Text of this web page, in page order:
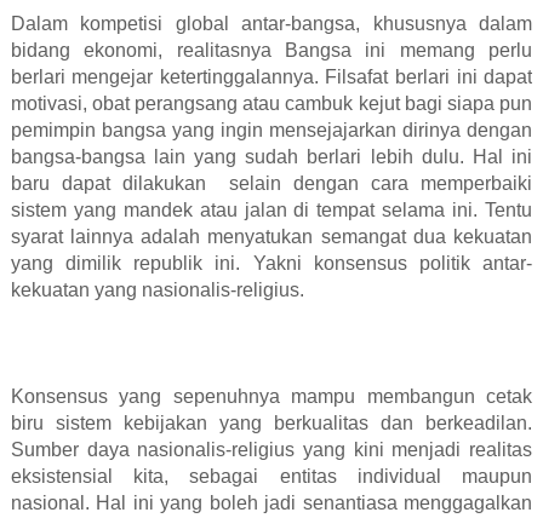
Dalam kompetisi global antar-bangsa, khususnya dalam
bidang ekonomi, realitasnya Bangsa ini memang perlu
berlari mengejar ketertinggalannya. Filsafat berlari ini dapat
motivasi, obat perangsang atau cambuk kejut bagi siapa pun
pemimpin bangsa yang ingin mensejajarkan dirinya dengan
bangsa-bangsa lain yang sudah berlari lebih dulu. Hal ini
baru dapat dilakukan
selain dengan cara memperbaiki
sistem yang mandek atau jalan di tempat selama ini. Tentu
syarat lainnya adalah menyatukan semangat dua kekuatan
yang dimilik republik ini. Yakni konsensus politik antar-
kekuatan yang nasionalis-religius.
Konsensus yang sepenuhnya mampu membangun cetak
biru sistem kebijakan yang berkualitas dan berkeadilan.
Sumber daya nasionalis-religius yang kini menjadi realitas
eksistensial kita, sebagai entitas individual maupun
nasional. Hal ini yang boleh jadi senantiasa menggagalkan